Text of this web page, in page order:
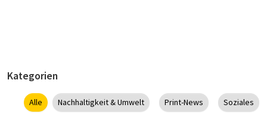
Kategorien
Alle Nachhaltigkeit & Umwelt Print-News Soziales